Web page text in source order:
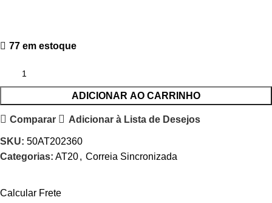
77 em estoque
ADICIONAR AO CARRINHO
Comparar Adicionar à Lista de Desejos
SKU: 50AT202360
Categorias: AT20, Correia Sincronizada
Calcular Frete